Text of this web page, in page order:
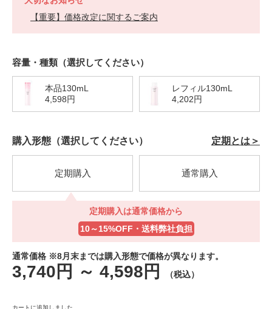
【重要】価格改定に関するご案内
https://h-
jp.fujifilm.com/products/astalift/astaliftwhite/100404000004.html
商
品
号
100404000004
VARIATIONS
容量・種類（選択してください）
本品130mL
4,598円
レフィル130mL
4,202円
購入形態（選択してください） 定期とは＞
定期購入
定期購入は通常価格から
10～15%OFF・送料弊社負担
通常購入
定期購入は通常価格から
10～15%OFF・送料弊社負担
通常価格 ※8月末までは購入形態で価格が異なります。
3,740円 ～ 4,598円 （税込）
カートに追加しました